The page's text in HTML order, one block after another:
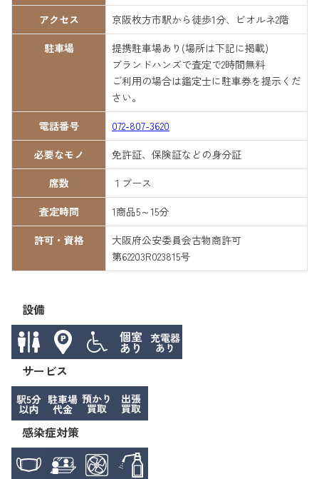
設備
サービス
感染症対策
アクセス
京阪枚方市駅から徒歩1分、ビオルネ2階
駐車場
提携駐車場あり(場所は下記に掲載)
ブランドハンズで査定で2時間無料
ご利用の場合は鑑定士に駐車券を提示くだ
さい。
電話番号
072-807-3620
必要なモノ
免許証、保険証などの身分証
席数
１ブース
査定時間
1商品5～15分
許可・資格
大阪府公安委員会古物商許可
第62203R023815号